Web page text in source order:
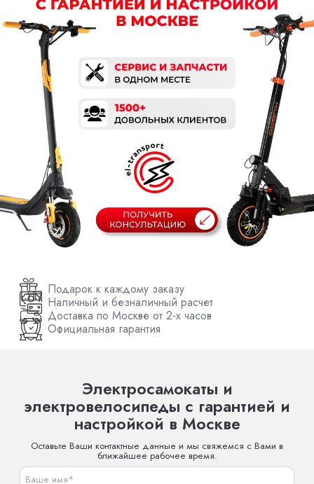
Подарок к каждому заказу
Наличный и безналичный расчет
Доставка по Москве от 2-х часов
Официальная гарантия
Электросамокаты и
электровелосипеды с гарантией и
настройкой в Москве
Оставьте Ваши контактные данные и мы свяжемся с Вами в
ближайшее рабочее время.